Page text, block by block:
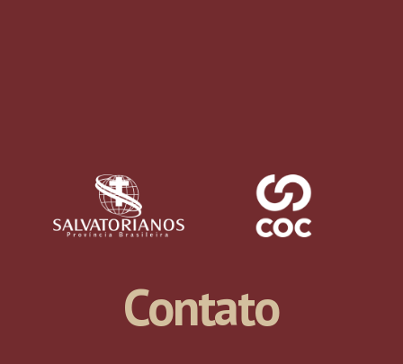
Contato